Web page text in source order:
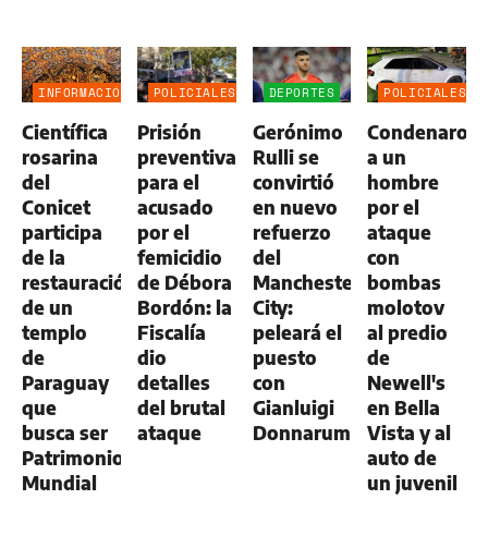
INFORMACIÓN
Científica
rosarina
del
Conicet
participa
de la
restauración
de un
templo
de
Paraguay
que
busca ser
Patrimonio
Mundial
POLICIALES
Prisión
preventiva
para el
acusado
por el
femicidio
de Débora
Bordón: la
Fiscalía
dio
detalles
del brutal
ataque
DEPORTES
Gerónimo
Rulli se
convirtió
en nuevo
refuerzo
del
Manchester
City:
peleará el
puesto
con
Gianluigi
Donnarumma
POLICIALES
Condenaron
a un
hombre
por el
ataque
con
bombas
molotov
al predio
de
Newell's
en Bella
Vista y al
auto de
un juvenil